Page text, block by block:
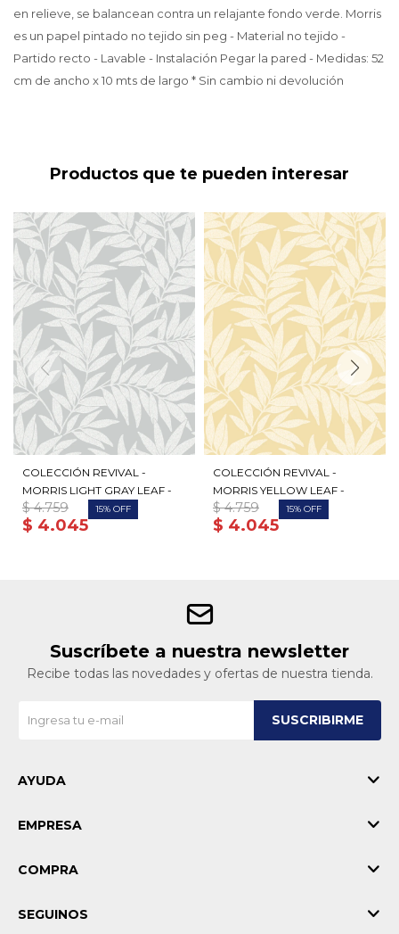
en relieve, se balancean contra un relajante fondo verde. Morris
es un papel pintado no tejido sin peg - Material no tejido -
Partido recto - Lavable - Instalación Pegar la pared - Medidas: 52
cm de ancho x 10 mts de largo * Sin cambio ni devolución
Productos que te pueden interesar
COLECCIÓN REVIVAL -
MORRIS LIGHT GRAY LEAF -
$ 4.045
$ 4.759 15
COLECCIÓN REVIVAL -
MORRIS YELLOW LEAF -
$ 4.045
$ 4.759 15
Suscríbete a nuestra newsletter
Recibe todas las novedades y ofertas de nuestra tienda.
SUSCRIBIRME
AYUDA
EMPRESA
COMPRA
SEGUINOS